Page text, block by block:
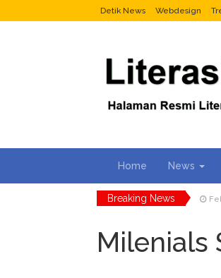
Detik News Webdesign
Home News
Breaking News
Milenials